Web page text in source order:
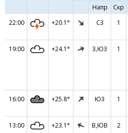
Напр
Скр
22:00
+20.1° СЗ 1
19:00 +24.1° З,ЮЗ 1
16:00 +25.8° ЮЗ 1
13:00 +23.1° В,ЮВ 2